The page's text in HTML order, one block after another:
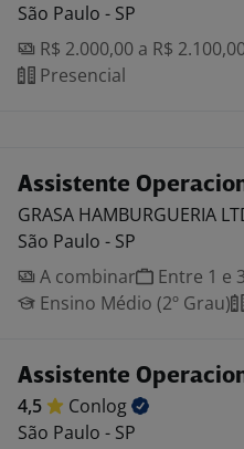
São Paulo - SP
R$ 2.000,00 a R$
Presencial
Assistente
GRASA HAMBURGUERIA
São Paulo - SP
A combinar
Entre 1 e
Ensino Médio (2º Grau)
Assistente
4,5
Conlog
São Paulo - SP